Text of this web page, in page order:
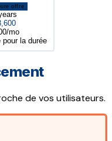
offre
mo
pour la durée
de vos utilisateurs.